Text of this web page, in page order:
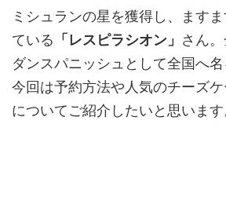
ミシュランの星を獲得し、ます
ている 「レスピラシオン」 さん
ダンスパニッシュとして全国へ名
今回は予約方法や人気のチーズ
についてご紹介したいと思います